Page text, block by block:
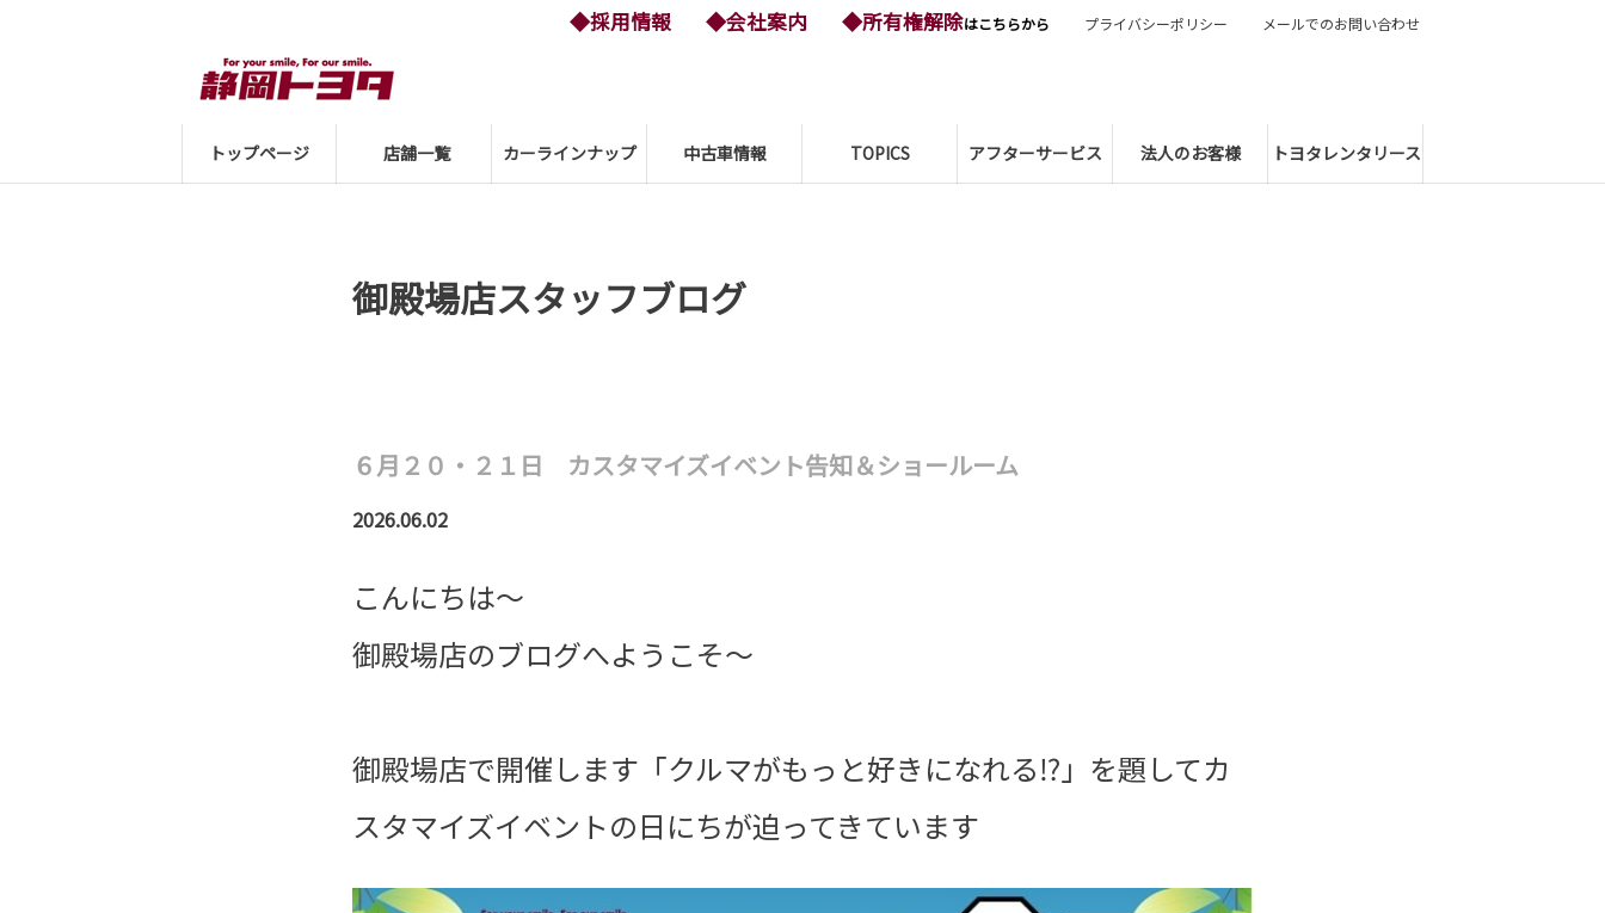
トップページ 店舗一覧 カーラインナップ 中古車情報 TOPICS アフターサービス 法人のお客様 トヨタレンタリース
◆採用情報 ◆会社案内 ◆所有権解除はこちらから プライバシーポリシー メールでのお問い合わせ
御殿場店スタッフブログ
６月２０・２１日 カスタマイズイベント告知＆ショールーム
2026.06.02
こんにちは～
御殿場店のブログへようこそ～
御殿場店で開催します「クルマがもっと好きになれる⁉」を題してカ
スタマイズイベントの日にちが迫ってきています